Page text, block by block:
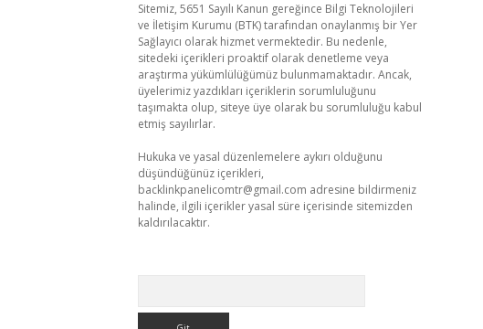
Sitemiz, 5651 Sayılı Kanun gereğince Bilgi Teknolojileri
ve İletişim Kurumu (BTK) tarafından onaylanmış bir Yer
Sağlayıcı olarak hizmet vermektedir. Bu nedenle,
sitedeki içerikleri proaktif olarak denetleme veya
araştırma yükümlülüğümüz bulunmamaktadır. Ancak,
üyelerimiz yazdıkları içeriklerin sorumluluğunu
taşımakta olup, siteye üye olarak bu sorumluluğu kabul
etmiş sayılırlar.
Hukuka ve yasal düzenlemelere aykırı olduğunu
düşündüğünüz içerikleri,
backlinkpanelicomtr@gmail.com adresine bildirmeniz
halinde, ilgili içerikler yasal süre içerisinde sitemizden
kaldırılacaktır.